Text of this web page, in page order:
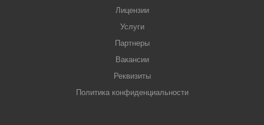
Лицензии
Услуги
Партнеры
Вакансии
Реквизиты
Политика конфиденциальности